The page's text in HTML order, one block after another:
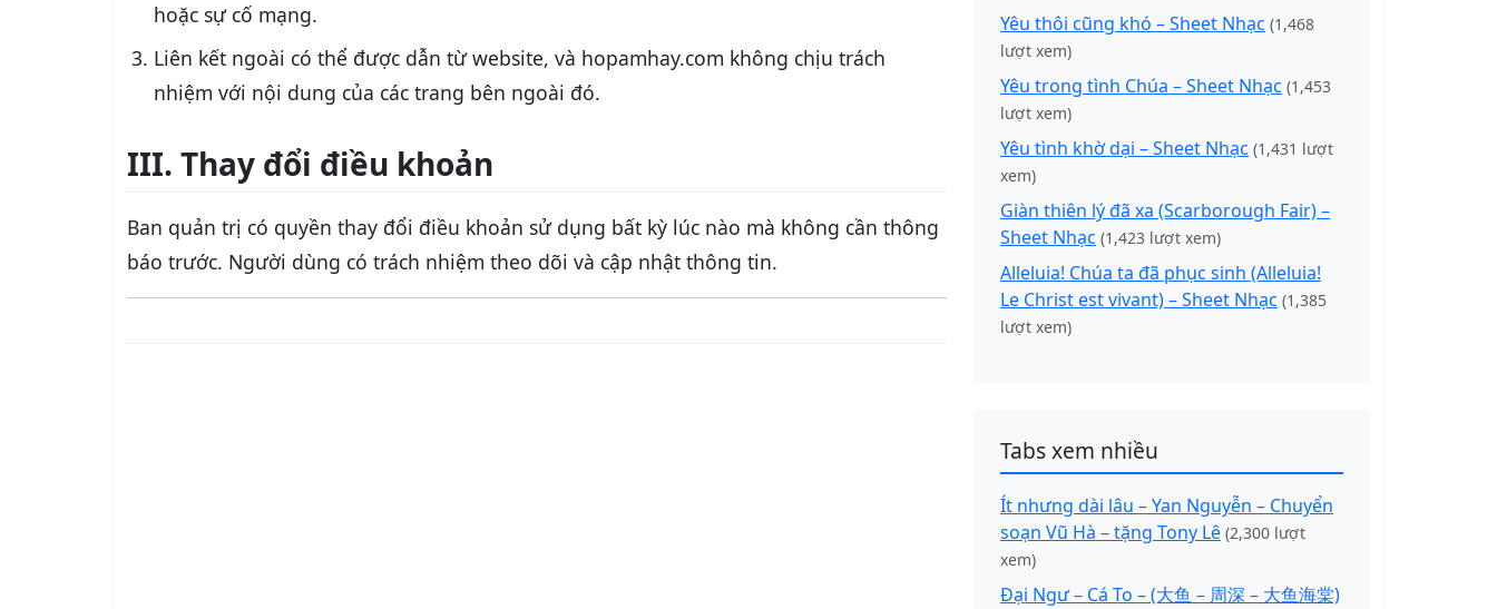
hoặc sự cố mạng.
Liên kết ngoài có thể được dẫn từ website, và hopamhay.com không chịu trách
nhiệm với nội dung của các trang bên ngoài đó.
III. Thay đổi điều khoản
Ban quản trị có quyền thay đổi điều khoản sử dụng bất kỳ lúc nào mà không cần thông
báo trước. Người dùng có trách nhiệm theo dõi và cập nhật thông tin.
Yêu thôi cũng khó – Sheet Nhạc (1,468
lượt xem)
Yêu trong tình Chúa – Sheet Nhạc (1,453
lượt xem)
Yêu tình khờ dại – Sheet Nhạc (1,431 lượt
xem)
Giàn thiên lý đã xa (Scarborough Fair) –
Sheet Nhạc (1,423 lượt xem)
Alleluia! Chúa ta đã phục sinh (Alleluia!
Le Christ est vivant) – Sheet Nhạc (1,385
lượt xem)
Tabs xem nhiều
Ít nhưng dài lâu – Yan Nguyễn – Chuyển
soạn Vũ Hà – tặng Tony Lê (2,300 lượt
xem)
Đại Ngư – Cá To – (大鱼 – 周深 – 大鱼海棠)